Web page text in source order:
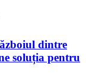
dintre
soluția pentru